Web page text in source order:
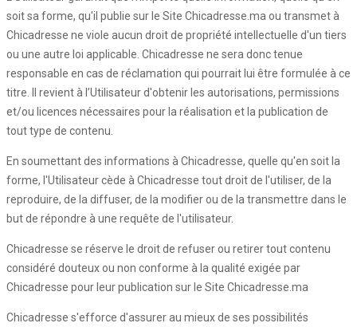
soit sa forme, qu'il publie sur le Site Chicadresse.ma ou transmet à
Chicadresse ne viole aucun droit de propriété intellectuelle d'un tiers
ou une autre loi applicable. Chicadresse ne sera donc tenue
responsable en cas de réclamation qui pourrait lui être formulée à ce
titre. Il revient à l’Utilisateur d'obtenir les autorisations, permissions
et/ou licences nécessaires pour la réalisation et la publication de
tout type de contenu.
En soumettant des informations à Chicadresse, quelle qu'en soit la
forme, l'Utilisateur cède à Chicadresse tout droit de l'utiliser, de la
reproduire, de la diffuser, de la modifier ou de la transmettre dans le
but de répondre à une requête de l'utilisateur.
Chicadresse se réserve le droit de refuser ou retirer tout contenu
considéré douteux ou non conforme à la qualité exigée par
Chicadresse pour leur publication sur le Site Chicadresse.ma
Chicadresse s'efforce d'assurer au mieux de ses possibilités